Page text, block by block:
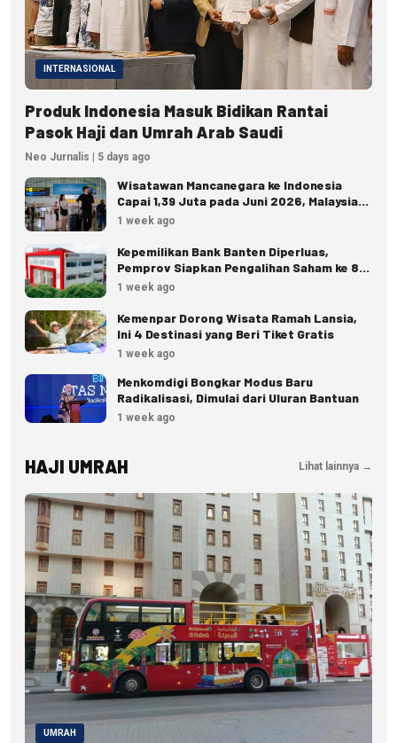
INTERNASIONAL
Produk Indonesia Masuk Bidikan Rantai
Pasok Haji dan Umrah Arab Saudi
Neo Jurnalis | 5 days ago
Wisatawan Mancanegara ke Indonesia
Capai 1,39 Juta pada Juni 2026, Malaysia
Terbanyak
1 week ago
Kepemilikan Bank Banten Diperluas,
Pemprov Siapkan Pengalihan Saham ke 8
Pemda
1 week ago
Kemenpar Dorong Wisata Ramah Lansia,
Ini 4 Destinasi yang Beri Tiket Gratis
1 week ago
Menkomdigi Bongkar Modus Baru
Radikalisasi, Dimulai dari Uluran Bantuan
1 week ago
HAJI UMRAH Lihat lainnya →
UMRAH